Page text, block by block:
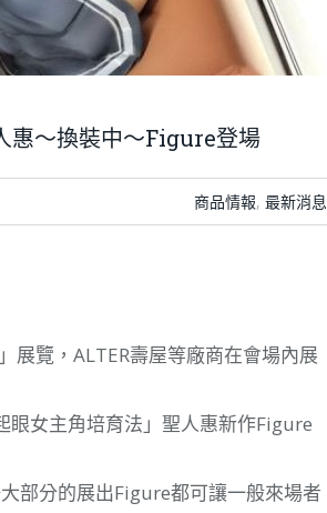
惠～換裝中～Figure登場
商品情報, 最新消息
展覽，ALTER壽屋等廠商在會場內展
女主角培育法」聖人惠新作Figure
部分的展出Figure都可讓一般來場者